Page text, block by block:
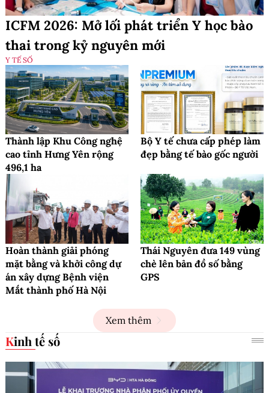
ICFM 2026: Mở lối phát triển Y học bào
thai trong kỷ nguyên mới
Y TẾ SỐ
Thành lập Khu Công nghệ
cao tỉnh Hưng Yên rộng
496,1 ha
Bộ Y tế chưa cấp phép làm
đẹp bằng tế bào gốc người
Hoàn thành giải phóng
mặt bằng và khởi công dự
án xây dựng Bệnh viện
Mắt thành phố Hà Nội
Thái Nguyên đưa 149 vùng
chè lên bản đồ số bằng
GPS
Xem thêm
Kinh tế số